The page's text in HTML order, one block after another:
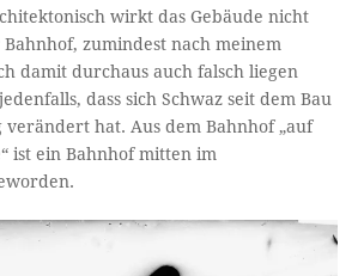
wirkt das Gebäude nicht
zumindest nach meinem
damit durchaus auch falsch liegen
dass sich Schwaz seit dem Bau
verändert hat. Aus dem Bahnhof „auf
ist ein Bahnhof mitten im